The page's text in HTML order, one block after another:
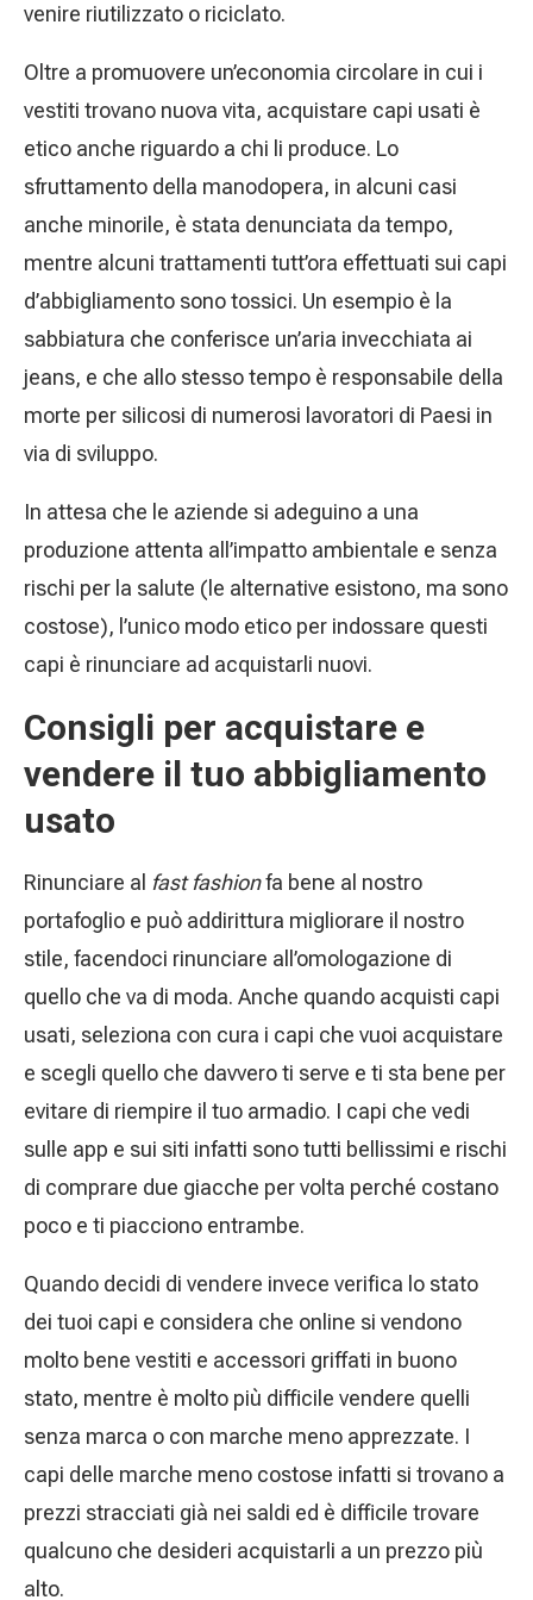
venire riutilizzato o riciclato.
Oltre a promuovere un’economia circolare in cui i
vestiti trovano nuova vita, acquistare capi usati è
etico anche riguardo a chi li produce. Lo
sfruttamento della manodopera, in alcuni casi
anche minorile, è stata denunciata da tempo,
mentre alcuni trattamenti tutt’ora effettuati sui capi
d’abbigliamento sono tossici. Un esempio è la
sabbiatura che conferisce un’aria invecchiata ai
jeans, e che allo stesso tempo è responsabile della
morte per silicosi di numerosi lavoratori di Paesi in
via di sviluppo.
In attesa che le aziende si adeguino a una
produzione attenta all’impatto ambientale e senza
rischi per la salute (le alternative esistono, ma sono
costose), l’unico modo etico per indossare questi
capi è rinunciare ad acquistarli nuovi.
Consigli per acquistare e
vendere il tuo abbigliamento
usato
Rinunciare al fast fashionfa bene al nostro
portafoglio e può addirittura migliorare il nostro
stile, facendoci rinunciare all’omologazione di
quello che va di moda. Anche quando acquisti capi
usati, seleziona con cura i capi che vuoi acquistare
e scegli quello che davvero ti serve e ti sta bene per
evitare di riempire il tuo armadio. I capi che vedi
sulle app e sui siti infatti sono tutti bellissimi e rischi
di comprare due giacche per volta perché costano
poco e ti piacciono entrambe.
Quando decidi di vendere invece verifica lo stato
dei tuoi capi e considera che online si vendono
molto bene vestiti e accessori griffati in buono
stato, mentre è molto più difficile vendere quelli
senza marca o con marche meno apprezzate. I
capi delle marche meno costose infatti si trovano a
prezzi stracciati già nei saldi ed è difficile trovare
qualcuno che desideri acquistarli a un prezzo più
alto.